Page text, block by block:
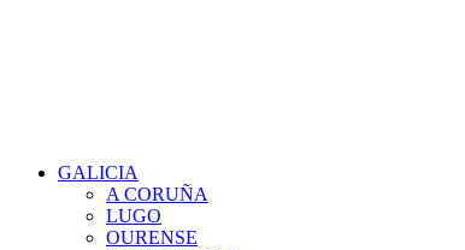
GALICIA
A CORUÑA
LUGO
OURENSE